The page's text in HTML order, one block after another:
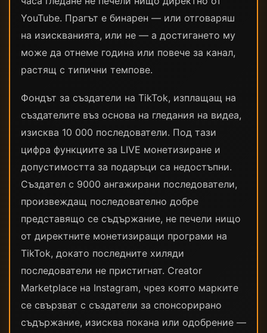
YouTube. Прагът е бинарен — или отговаряш
на изискванията, или не — а достигането му
може да отнеме година или повече за канал,
растящ с типични темпове.
Фондът за създатели на TikTok, изплащащ на
създателите въз основа на гледания на видеа,
изисква 10 000 последователи. Под тази
цифра функциите за LIVE монетизиране и
допустимостта за подаръци са недостъпни.
Създател с 9000 ангажирани последователи,
произвеждащ последователно добре
представящо се съдържание, не печели нищо
от директните монетизиращи програми на
TikTok, докато последните хиляди
последователи не пристигнат. Creator
Marketplace на Instagram, чрез която марките
се свързват с създатели за спонсорирано
съдържание, изисква покана или одобрение —